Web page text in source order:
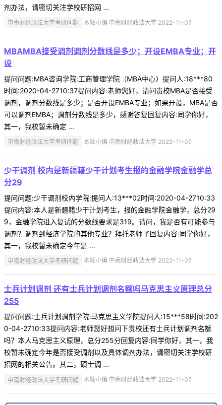
剂办法，请密切关注学校研招网 ...
中南财经政法大学考研问题 本站小编 中南财经政法大学 2022-11-07
MBAMBA接受调剂调剂分数线是多少；开设EMBA专业；开
设
提问问题:MBA咨询学院:工商管理学院（MBA中心）提问人:18***80
时间:2020-04-2710:37提问内容:老师您好，请问贵校MBA是否接受
调剂，调剂分数线是多少；是否开设EMBA专业；如果开设，MBA是否
可以调剂EMBA；调剂分数线是多少，感谢答复回复内容:同学你好，
其一，我校暂未确定 ...
中南财经政法大学考研问题 本站小编 中南财经政法大学 2022-11-07
少干调剂 校内是新疆籍少干计划考生报的金融学院金融学总
分29
提问问题:少干调剂校内学院:提问人:13***02时间:2020-04-2710:33
提问内容:本人是新疆籍少干计划考生，报的金融学院金融学，总分29
9，金融学院进入复试的分数线要求是319。请问，我是否有可能参与
调剂？调剂到经济学院的其他专业？拜托老师了回复内容:同学你好，
其一，我校暂未确定今年是 ...
中南财经政法大学考研问题 本站小编 中南财经政法大学 2022-11-07
士兵计划调剂 还有士兵计划调剂名额吗马克思主义原理总分
255
提问问题:士兵计划调剂学院:马克思主义学院提问人:15***58时间:202
0-04-2710:33提问内容:老师您好想问下贵校还有士兵计划调剂名额
吗？本人马克思主义原理，总分255分回复内容:同学你好，其一，我
校暂未确定今年是否接受调剂以及具体调剂办法，请密切关注学校研
招网的相关公告。其二，硕士调 ...
中南财经政法大学考研问题 本站小编 中南财经政法大学 2022-11-07